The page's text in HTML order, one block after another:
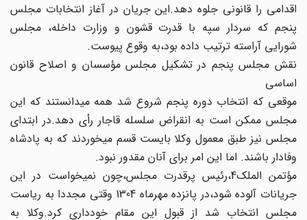
اقدامی را قانونی جلوه دهد.این جریان در آغاز انتخابات مجلس
پنجم که سردار سپه با قدرت قشون و وزارت داخله، مجلس
شورایی آراسته ترتیب داده بود،به وقوع پیوست.
نقش مجلس پنجم در تشکیل مجلس مؤسسان و اصلاح قانون
اساسی
موقعی که انتخاب دوره پنجم شروع شد همه می‏دانستند که این‏
مجلس ممکن است به انقراض سلسله قاجار رأی دهد.در ابتدای
مجلس‏ نیز طبق معمول وکلا بایست قسم می‏خوردند که به پادشاه
وفادار باشند. اما این امر برای آنان مقدور نبود.
مؤتمن الملک‏4،رئیس پرقدرت مجلس،چون نمی‏خواست در این
جریانات آلوده شود،در پانزده مهرماه 1304 وقتی مجددا به‏ ریاست
مجلس انتخاب شد از قبول این مقام خودداری کرد.وکلا به‏